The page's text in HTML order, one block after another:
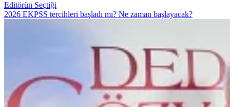
Editörün Seçtiği
2026 EKPSS tercihleri başladı mı? Ne zaman başlayacak?